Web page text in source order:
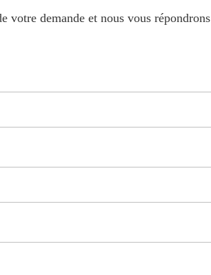
votre demande et nous vous répondrons